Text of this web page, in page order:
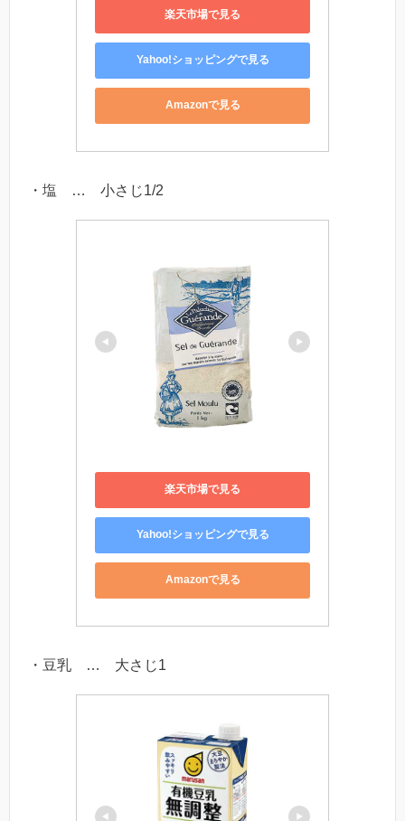
楽天市場で見る
Yahoo!ショッピングで見る
Amazonで見る
・塩 … 小さじ1/2
楽天市場で見る
Yahoo!ショッピングで見る
Amazonで見る
・豆乳 … 大さじ1